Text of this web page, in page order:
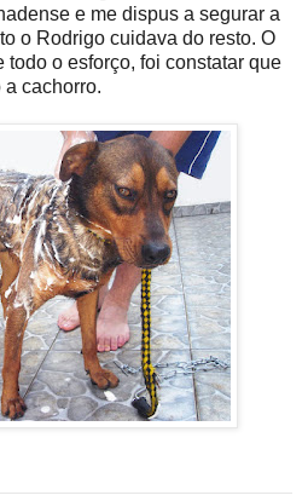
e me dispus a segurar a
o Rodrigo cuidava do resto. O
todo o esforço, foi constatar que
cachorro.